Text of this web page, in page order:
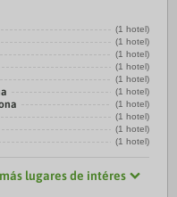
(1 hotel)
(1 hotel)
(1 hotel)
(1 hotel)
(1 hotel)
(1 hotel)
(1 hotel)
(1 hotel)
(1 hotel)
(1 hotel)
lugares de intéres